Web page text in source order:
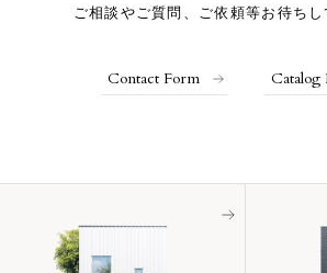
ご相談やご質問、ご依頼等お待ちし
Contact Form Catalog